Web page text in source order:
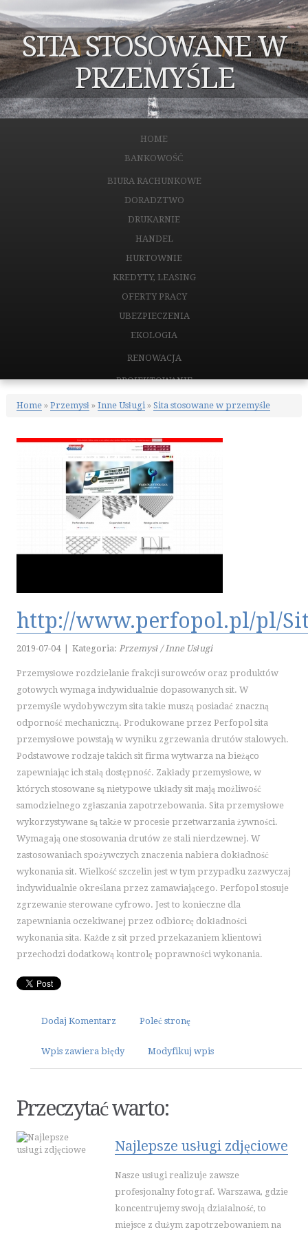
SITA STOSOWANE W
PRZEMYŚLE
HOME
BANKOWOŚĆ
BIURA RACHUNKOWE
DORADZTWO
DRUKARNIE
HANDEL
HURTOWNIE
KREDYTY, LEASING
OFERTY PRACY
UBEZPIECZENIA
EKOLOGIA
RENOWACJA
PROJEKTOWANIE
REMONTY, ELEKTRYK, HYDRAULIK
NIERUCHOMOŚCI
DRZWI I OKNA
KLIMATYZACJA I WENTYLACJA
NIERUCHOMOŚCI, DZIAŁKI
DOMY, MIESZKANIA
CERTYFIKATY
KURSY I SZKOLENIA
TŁUMACZENIA
E-SPRZEDAŻ
BIŻUTERIA
DLA DZIECI
MEBLE
WYPOSAŻENIE ŁAZIENKI
ODZIEŻ
SPORT
ELEKTRONIKA, RTV, AGD
ART. DLA ZWIERZĄT
ART. SPOŻYWCZE
INNE SKLEPY
ELEKTRONARZĘDZIA
TRANSPORT
CZĘŚCI SAMOCHODOWE
USŁUGI MOTORYZACYJNE
PUBLIC RELATIONS
AGENCJE REKLAMOWE
MATERIAŁY REKLAMOWE
INNE AGENCJE
Home» Przemysł» Inne Usługi» Sita stosowane w przemyśle
http://www.perfopol.pl/pl/
2019-07-04 Kategoria: Przemysł / Inne Usługi
Przemysłowe rozdzielanie frakcji surowców oraz produktów
gotowych wymaga indywidualnie dopasowanych sit. W
przemyśle wydobywczym sita takie muszą posiadać znaczną
odporność mechaniczną. Produkowane przez Perfopol sita
przemysłowe powstają w wyniku zgrzewania drutów stalowych.
Podstawowe rodzaje takich sit firma wytwarza na bieżąco
zapewniając ich stałą dostępność. Zakłady przemysłowe, w
których stosowane są nietypowe układy sit mają możliwość
samodzielnego zgłaszania zapotrzebowania. Sita przemysłowe
wykorzystywane są także w procesie przetwarzania żywności.
Wymagają one stosowania drutów ze stali nierdzewnej. W
zastosowaniach spożywczych znaczenia nabiera dokładność
wykonania sit. Wielkość szczelin jest w tym przypadku zazwyczaj
indywidualnie określana przez zamawiającego. Perfopol stosuje
zgrzewanie sterowane cyfrowo. Jest to konieczne dla
zapewniania oczekiwanej przez odbiorcę dokładności
wykonania sita. Każde z sit przed przekazaniem klientowi
przechodzi dodatkową kontrolę poprawności wykonania.
Dodaj Komentarz Poleć stronę
Wpis zawiera błędy Modyfikuj wpis
Przeczytać warto:
Najlepsze usługi zdjęciowe
Nasze usługi realizuje zawsze
profesjonalny fotograf. Warszawa, gdzie
koncentrujemy swoją działalność, to
miejsce z dużym zapotrzebowaniem na